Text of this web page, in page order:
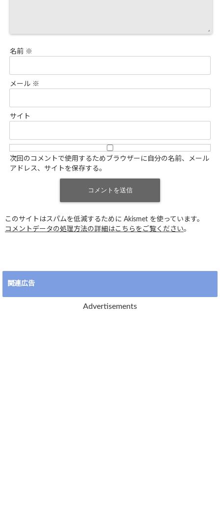
名前 ※
メール ※
サイト
次回のコメントで使用するためブラウザーに自分の名前、メール
アドレス、サイトを保存する。
このサイトはスパムを低減するために Akismet を使っています。
コメントデータの処理方法の詳細はこちらをご覧ください。
関連広告
Advertisements